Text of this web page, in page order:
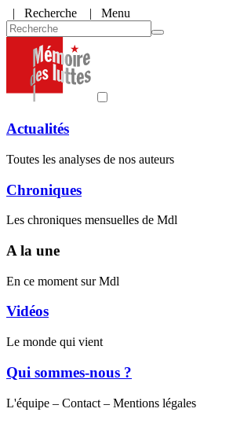
| Recherche | Menu
Actualités
Toutes les analyses de nos auteurs
Chroniques
Les chroniques mensuelles de Mdl
A la une
En ce moment sur Mdl
Vidéos
Le monde qui vient
Qui sommes-nous ?
L'équipe – Contact – Mentions légales